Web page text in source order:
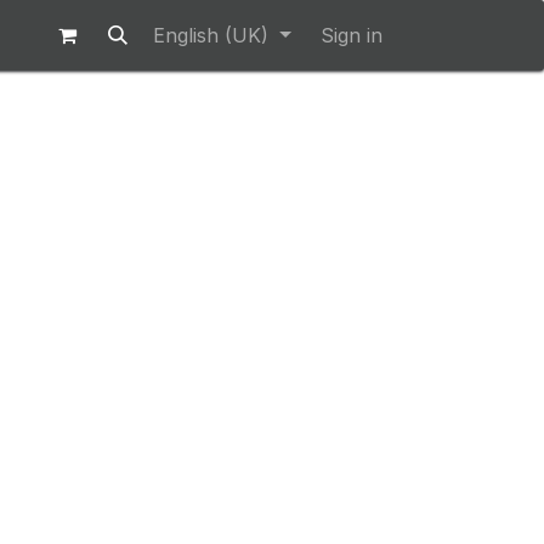
English (UK) Sign in